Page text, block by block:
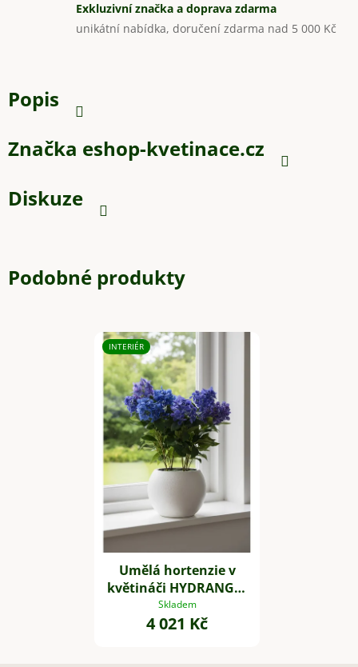
Exkluzivní značka a doprava zdarma
unikátní nabídka, doručení zdarma nad 5 000 Kč
Popis
Značka eshop-kvetinace.cz
Diskuze
Podobné produkty
INTERIÉR
Umělá hortenzie v
květináči HYDRANGA,
plast, výška 60 cm,
modrá
Skladem
4 021 Kč